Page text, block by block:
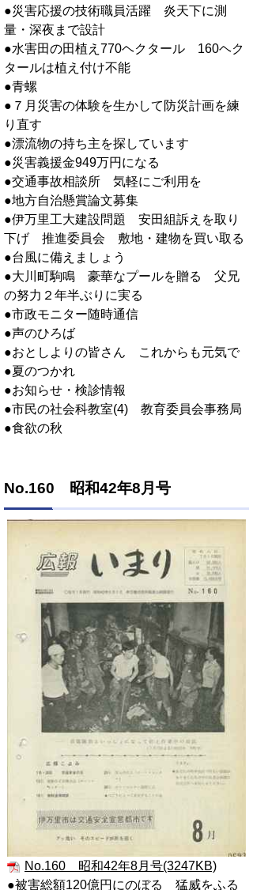
●災害応援の技術職員活躍 炎天下に測
量・深夜まで設計
●水害田の田植え770ヘクタール 160ヘク
タールは植え付け不能
●青螺
●７月災害の体験を生かして防災計画を練
り直す
●漂流物の持ち主を探しています
●災害義援金949万円になる
●交通事故相談所 気軽にご利用を
●地方自治懸賞論文募集
●伊万里工大建設問題 安田組訴えを取り
下げ 推進委員会 敷地・建物を買い取る
●台風に備えましょう
●大川町駒鳴 豪華なプールを贈る 父兄
の努力２年半ぶりに実る
●市政モニター随時通信
●声のひろば
●おとしよりの皆さん これからも元気で
●夏のつかれ
●お知らせ・検診情報
●市民の社会科教室(4) 教育委員会事務局
●食欲の秋
No.160 昭和42年8月号
No.160 昭和42年8月号(3247KB)
●被害総額120億円にのぼる 猛威をふる